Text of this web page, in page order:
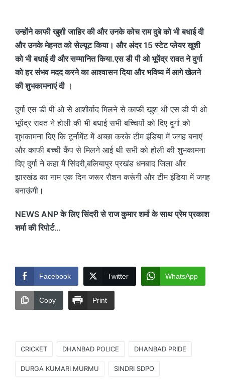
उन्होंने काफी खुशी जाहिर की और उनके कोच राम दुबे को भी बधाई दी
और उनके मेहनत को सेल्यूट किया। और अंदर 15 स्टेट प्लेयर खुशी
को भी बधाई दी और सम्मानित किया.एस डी पी ओ भूपेंद्र रावत ने दुर्गा
को हर संभव मदद करने का आश्वासन दिया और भविष्य में आगे खेलने
की शुभकामनाएं दी ।
दुर्गा एस डी पी ओ से आशीर्वाद मिलने से काफी खुश थी एस डी पी ओ
भूपेंद्र रावत ने होली की भी बधाई सभी बच्चियों को दिए दुर्गा को
शुभकामना दिए कि टूर्नामेंट में अच्छा करके टीम इंडिया में जगह बनाएं
और काफी बच्ची कैंप से मिलने आई थी सभी को होली की शुभकामना
दिए दुर्गा ने कहा मैं सिंदरी,बलियापुर प्रखंड धनबाद जिला और
झारखंड का नाम एक दिन जरूर रौशन करूंगी और टीम इंडिया में जगह
बनाऊंगी।
NEWS ANP के लिए सिंदरी से राज कुमार शर्मा के साथ प्रेम प्रकाश
शर्मा की रिपोर्ट…
Facebook Twitter WhatsApp
Copy Print
CRICKET DHANBAD POLICE DHANBAD PRIDE
DURGA KUMARI MURMU SINDRI SDPO